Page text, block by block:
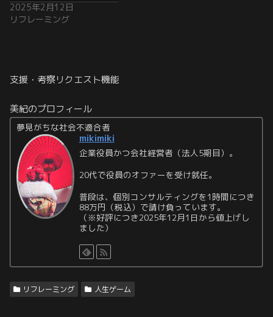
2025年2月12日
リフレーミング
支援・考察リクエスト機能
美紀のプロフィール
夢見がちな社会不適合者
mikimiki
企業役員かつ会社経営者（法人5期目）。
20代で役員のオファーを受け就任。
普段は、個別コンサルティングを1時間につき
88万円（税込）で請け負っています。
（※好評につき2025年12月1日から値上げし
ました）
リフレーミング 人生ゲーム